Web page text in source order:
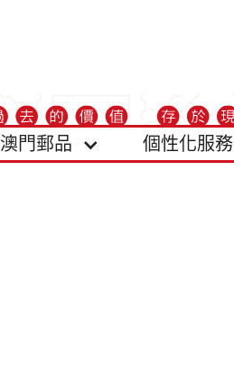
澳門郵品 個性化服務